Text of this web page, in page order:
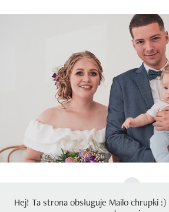
2023
Ślub Karoliny i
Hej! Ta strona obsługuje Mailo chrupki :)